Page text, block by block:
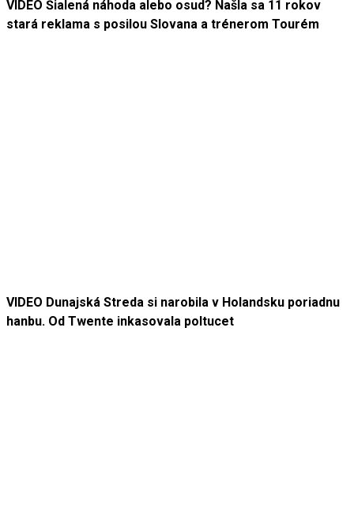
VIDEO Šialená náhoda alebo osud? Našla sa 11 rokov
stará reklama s posilou Slovana a trénerom Tourém
VIDEO Dunajská Streda si narobila v Holandsku poriadnu
hanbu. Od Twente inkasovala poltucet